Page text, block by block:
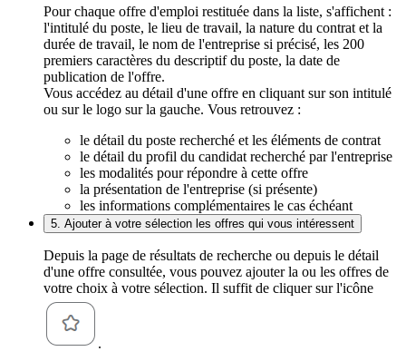
Pour chaque offre d'emploi restituée dans la liste, s'affichent :
l'intitulé du poste, le lieu de travail, la nature du contrat et la
durée de travail, le nom de l'entreprise si précisé, les 200
premiers caractères du descriptif du poste, la date de
publication de l'offre.
Vous accédez au détail d'une offre en cliquant sur son intitulé
ou sur le logo sur la gauche. Vous retrouvez :
le détail du poste recherché et les éléments de contrat
le détail du profil du candidat recherché par l'entreprise
les modalités pour répondre à cette offre
la présentation de l'entreprise (si présente)
les informations complémentaires le cas échéant
5. Ajouter à votre sélection les offres qui vous intéressent
Depuis la page de résultats de recherche ou depuis le détail
d'une offre consultée, vous pouvez ajouter la ou les offres de
votre choix à votre sélection. Il suffit de cliquer sur l'icône
.